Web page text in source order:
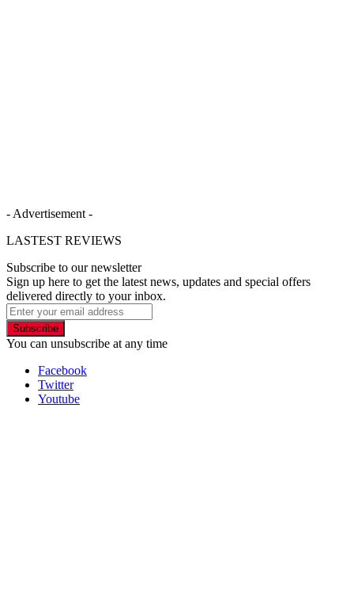
- Advertisement -
LASTEST REVIEWS
Subscribe to our newsletter
Sign up here to get the latest news, updates and special offers
delivered directly to your inbox.
Subscribe
You can unsubscribe at any time
Facebook
Twitter
Youtube